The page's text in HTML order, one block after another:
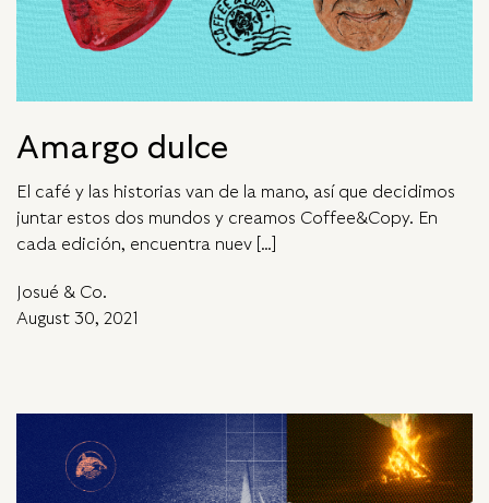
Amargo dulce
El café y las historias van de la mano, así que decidimos
juntar estos dos mundos y creamos Coffee&Copy. En
cada edición, encuentra nuev […]
Josué & Co.
August 30, 2021